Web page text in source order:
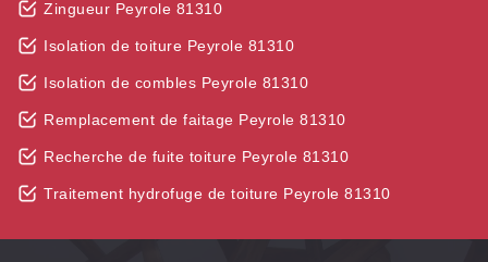
Zingueur Peyrole 81310
Isolation de toiture Peyrole 81310
Isolation de combles Peyrole 81310
Remplacement de faitage Peyrole 81310
Recherche de fuite toiture Peyrole 81310
Traitement hydrofuge de toiture Peyrole 81310